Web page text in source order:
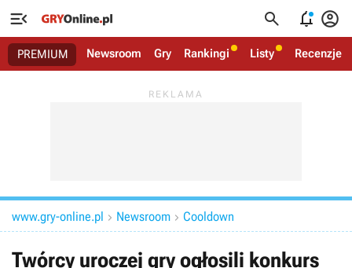
   
PREMIUM Newsroom Gry Rankingi Listy Recenzje
www.gry-online.pl  Newsroom  Cooldown
Twórcy uroczej gry ogłosili konkurs